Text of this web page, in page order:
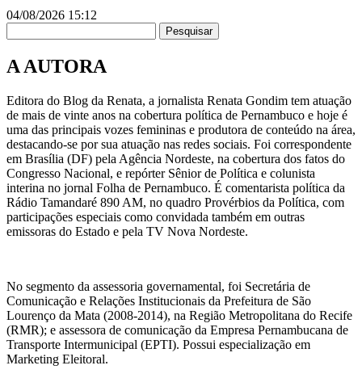
04/08/2026 15:12
Pesquisar
A AUTORA
Editora do Blog da Renata, a jornalista Renata Gondim tem atuação
de mais de vinte anos na cobertura política de Pernambuco e hoje é
uma das principais vozes femininas e produtora de conteúdo na área,
destacando-se por sua atuação nas redes sociais. Foi correspondente
em Brasília (DF) pela Agência Nordeste, na cobertura dos fatos do
Congresso Nacional, e repórter Sênior de Política e colunista
interina no jornal Folha de Pernambuco. É comentarista política da
Rádio Tamandaré 890 AM, no quadro Provérbios da Política, com
participações especiais como convidada também em outras
emissoras do Estado e pela TV Nova Nordeste.
No segmento da assessoria governamental, foi Secretária de
Comunicação e Relações Institucionais da Prefeitura de São
Lourenço da Mata (2008-2014), na Região Metropolitana do Recife
(RMR); e assessora de comunicação da Empresa Pernambucana de
Transporte Intermunicipal (EPTI). Possui especialização em
Marketing Eleitoral.